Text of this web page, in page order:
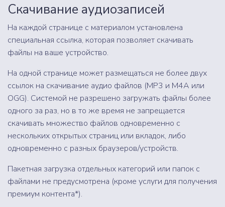
Скачивание аудиозаписей
На каждой странице с материалом установлена
специальная ссылка, которая позволяет скачивать
файлы на ваше устройство.
На одной странице может размещаться не более двух
ссылок на скачивание аудио файлов (MP3 и M4A или
OGG). Системой не разрешено загружать файлы более
одного за раз, но в то же время не запрещается
скачивать множество файлов одновременно с
нескольких открытых страниц или вкладок, либо
одновременно с разных браузеров/устройств.
Пакетная загрузка отдельных категорий или папок с
файлами не предусмотрена (кроме услуги для получения
премиум контента*).